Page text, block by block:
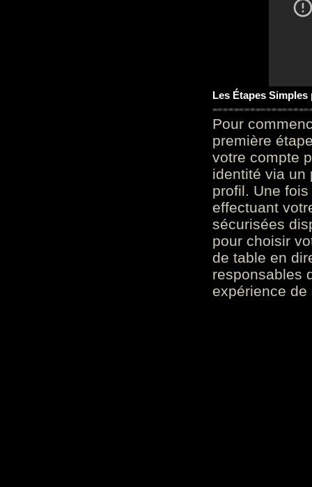
Les Étapes
Pour
première
votre compte
identité via un
profil. Une
effectuant
sécurisées
pour choisir
de table en
responsables
expérience